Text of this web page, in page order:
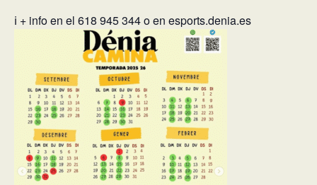
ℹ️ + info en el 618 945 344 o en esports.denia.es